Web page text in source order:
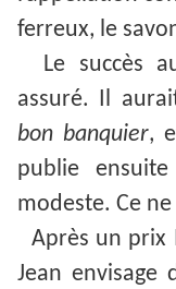
ferreux, le
Le succès
assuré. Il
bon banquier,
publie ensuite
modeste. Ce
Après un
Jean envisage